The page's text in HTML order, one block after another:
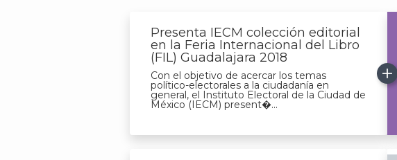
Presenta IECM colección editorial
en la Feria Internacional del Libro
(FIL) Guadalajara 2018
Con el objetivo de acercar los temas
político-electorales a la ciudadanía en
general, el Instituto Electoral de la Ciudad de
México (IECM) present�...